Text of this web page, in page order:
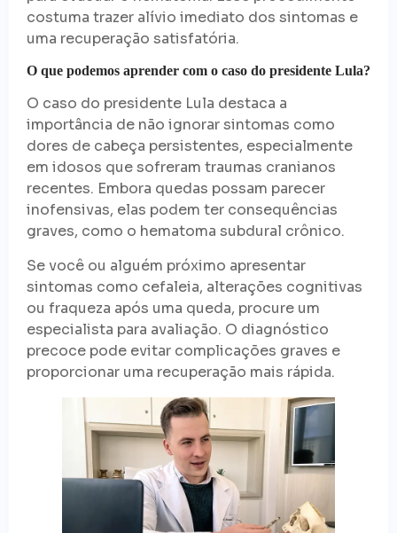
costuma trazer alívio imediato dos sintomas e
uma recuperação satisfatória.
O que podemos aprender com o caso do presidente Lula?
O caso do presidente Lula destaca a
importância de não ignorar sintomas como
dores de cabeça persistentes, especialmente
em idosos que sofreram traumas cranianos
recentes. Embora quedas possam parecer
inofensivas, elas podem ter consequências
graves, como o hematoma subdural crônico.
Se você ou alguém próximo apresentar
sintomas como cefaleia, alterações cognitivas
ou fraqueza após uma queda, procure um
especialista para avaliação. O diagnóstico
precoce pode evitar complicações graves e
proporcionar uma recuperação mais rápida.